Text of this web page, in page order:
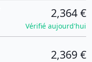
2,364 €
Vérifié aujourd'hui
2,369 €